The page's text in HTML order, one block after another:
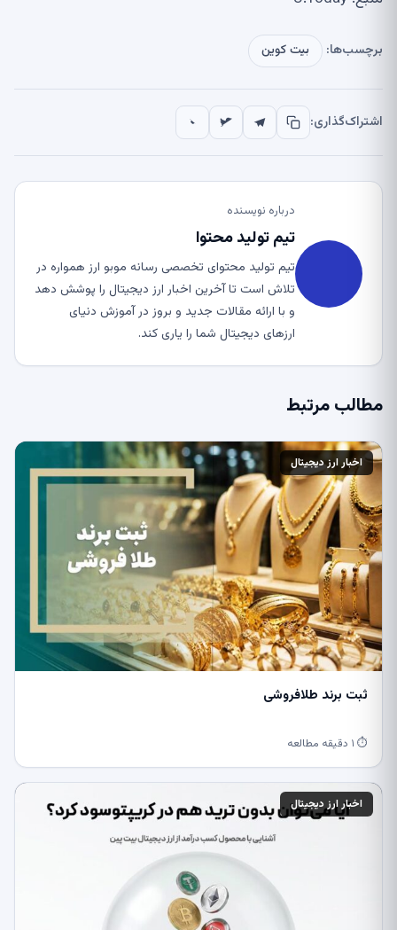
برچسب‌ها: بیت کوین
اشتراک‌گذاری:
درباره نویسنده
تیم تولید محتوا
تیم تولید محتوای تخصصی رسانه موبو ارز همواره در
تلاش است تا آخرین اخبار ارز دیجیتال را پوشش دهد
و با ارائه مقالات جدید و بروز در آموزش دنیای
ارزهای دیجیتال شما را یاری کند.
مطالب مرتبط
اخبار ارز دیجیتال
ثبت برند طلافروشی
⏱ ۱ دقیقه مطالعه
اخبار ارز دیجیتال